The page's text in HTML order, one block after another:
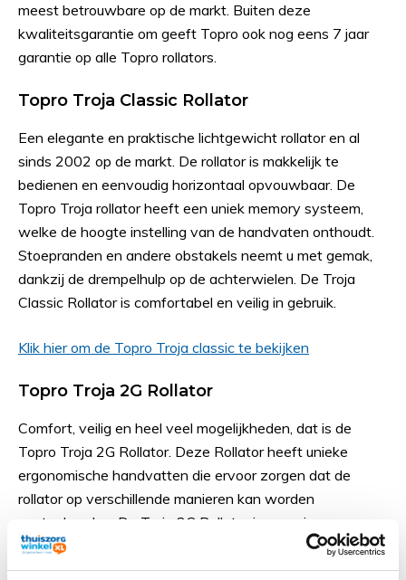
meest betrouwbare op de markt. Buiten deze
kwaliteitsgarantie om geeft Topro ook nog eens 7 jaar
garantie op alle Topro rollators.
Topro Troja Classic Rollator
Een elegante en praktische lichtgewicht rollator en al
sinds 2002 op de markt. De rollator is makkelijk te
bedienen en eenvoudig horizontaal opvouwbaar. De
Topro Troja rollator heeft een uniek memory systeem,
welke de hoogte instelling van de handvaten onthoudt.
Stoepranden en andere obstakels neemt u met gemak,
dankzij de drempelhulp op de achterwielen. De Troja
Classic Rollator is comfortabel en veilig in gebruik.
Klik hier om de Topro Troja classic te bekijken
Topro Troja 2G Rollator
Comfort, veilig en heel veel mogelijkheden, dat is de
Topro Troja 2G Rollator. Deze Rollator heeft unieke
ergonomische handvatten die ervoor zorgen dat de
rollator op verschillende manieren kan worden
vastgehouden. De Troja 2G Rollator is voorzien van
Quick Release SOFT wielen, wat het lopen over ongelijke
ondergronden comfortabeler maakt. Ook is de Topro